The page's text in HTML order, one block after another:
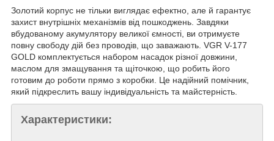
Золотий корпус не тільки виглядає ефектно, але й гарантує
захист внутрішніх механізмів від пошкоджень. Завдяки
вбудованому акумулятору великої ємності, ви отримуєте
повну свободу дій без проводів, що заважають. VGR V-177
GOLD комплектується набором насадок різної довжини,
маслом для змащування та щіточкою, що робить його
готовим до роботи прямо з коробки. Це надійний помічник,
який підкреслить вашу індивідуальність та майстерність.
Характеристики: